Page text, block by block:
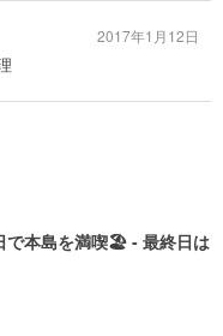
2017年1月12日
で本島を満喫🏖 - 最終日は